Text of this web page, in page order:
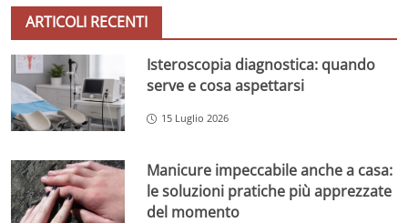
ARTICOLI RECENTI
Isteroscopia diagnostica: quando
serve e cosa aspettarsi
15 Luglio 2026
Manicure impeccabile anche a casa:
le soluzioni pratiche più apprezzate
del momento